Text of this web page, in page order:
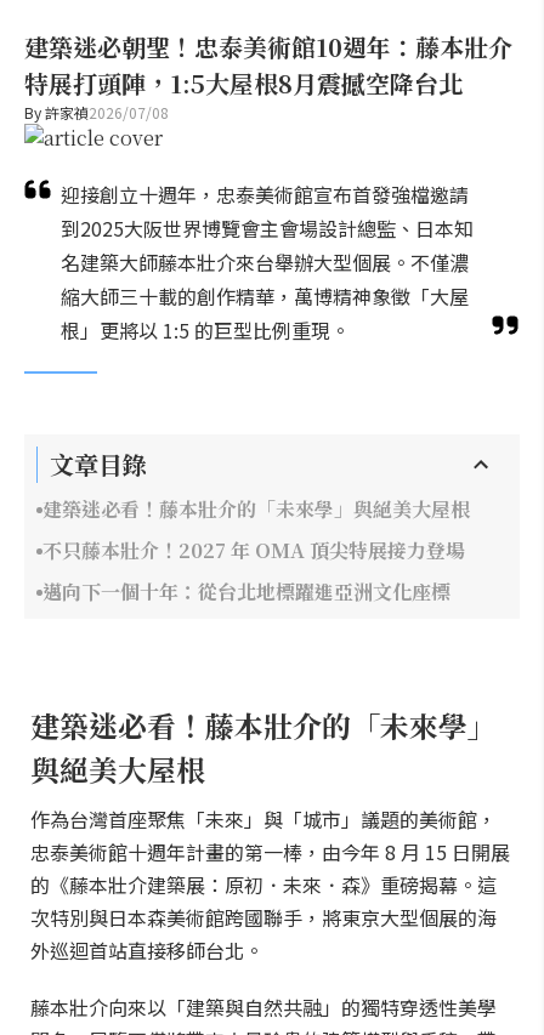
建築迷必朝聖！忠泰美術館10週年：藤本壯介
特展打頭陣，1:5大屋根8月震撼空降台北
By許家禎2026/07/08
迎接創立十週年，忠泰美術館宣布首發強檔邀請
到2025大阪世界博覽會主會場設計總監、日本知
名建築大師藤本壯介來台舉辦大型個展。不僅濃
縮大師三十載的創作精華，萬博精神象徵「大屋
根」更將以 1:5 的巨型比例重現。
文章目錄
建築迷必看！藤本壯介的「未來學」與絕美大屋根
不只藤本壯介！2027 年 OMA 頂尖特展接力登場
邁向下一個十年：從台北地標躍進亞洲文化座標
建築迷必看！藤本壯介的「未來學」
與絕美大屋根
作為台灣首座聚焦「未來」與「城市」議題的美術館，
忠泰美術館十週年計畫的第一棒，由今年 8 月 15 日開展
的《藤本壯介建築展：原初．未來．森》重磅揭幕。這
次特別與日本森美術館跨國聯手，將東京大型個展的海
外巡迴首站直接移師台北。
藤本壯介向來以「建築與自然共融」的獨特穿透性美學